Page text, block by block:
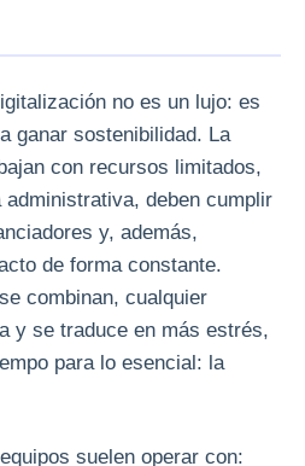
no es un lujo: es
ganar sostenibilidad. La
con recursos limitados,
deben cumplir
y, además,
de forma constante.
combinan, cualquier
y se traduce en más estrés,
para lo esencial: la
suelen operar con: